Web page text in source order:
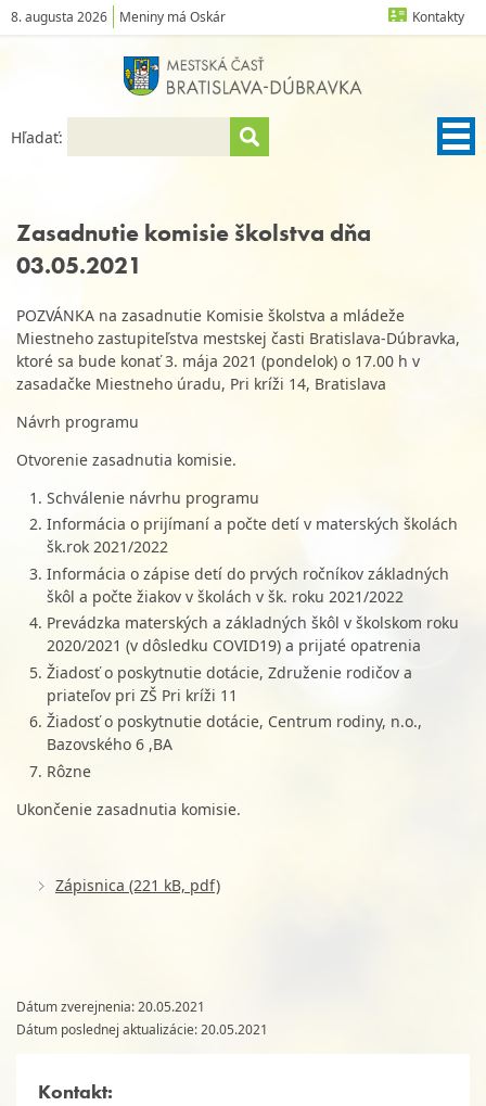
8. augusta 2026 Meniny má Oskár Kontakty
Hľadať:
Zasadnutie komisie školstva dňa
03.05.2021
POZVÁNKA na zasadnutie Komisie školstva a mládeže
Miestneho zastupiteľstva mestskej časti Bratislava-Dúbravka,
ktoré sa bude konať 3. mája 2021 (pondelok) o 17.00 h v
zasadačke Miestneho úradu, Pri kríži 14, Bratislava
Návrh programu
Otvorenie zasadnutia komisie.
Schválenie návrhu programu
Informácia o prijímaní a počte detí v materských školách
šk.rok 2021/2022
Informácia o zápise detí do prvých ročníkov základných
škôl a počte žiakov v školách v šk. roku 2021/2022
Prevádzka materských a základných škôl v školskom roku
2020/2021 (v dôsledku COVID19) a prijaté opatrenia
Žiadosť o poskytnutie dotácie, Združenie rodičov a
priateľov pri ZŠ Pri kríži 11
Žiadosť o poskytnutie dotácie, Centrum rodiny, n.o.,
Bazovského 6 ,BA
Rôzne
Ukončenie zasadnutia komisie.
Zápisnica (221 kB, pdf)
Dátum zverejnenia: 20.05.2021
Dátum poslednej aktualizácie: 20.05.2021
Kontakt: